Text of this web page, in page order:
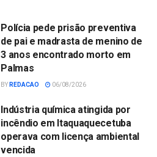
Polícia pede prisão preventiva
de pai e madrasta de menino de
3 anos encontrado morto em
Palmas
BY REDACAO 06/08/2026
Indústria química atingida por
incêndio em Itaquaquecetuba
operava com licença ambiental
vencida